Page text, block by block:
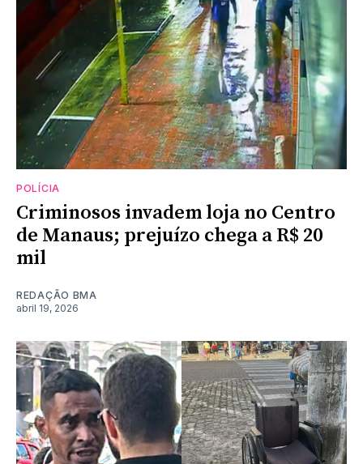
POLÍCIA
Criminosos invadem loja no Centro
de Manaus; prejuízo chega a R$ 20
mil
REDAÇÃO BMA
abril 19, 2026